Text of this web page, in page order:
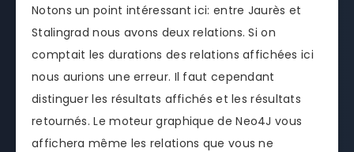
Notons un point intéressant ici: entre Jaurès et
Stalingrad nous avons deux relations. Si on
comptait les durations des relations affichées ici
nous aurions une erreur. Il faut cependant
distinguer les résultats affichés et les résultats
retournés. Le moteur graphique de Neo4J vous
affichera même les relations que vous ne